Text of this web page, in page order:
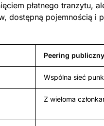
płatnego tranzytu,
dostępną pojemnością i
Peering
Wspólna sieć
Z wieloma